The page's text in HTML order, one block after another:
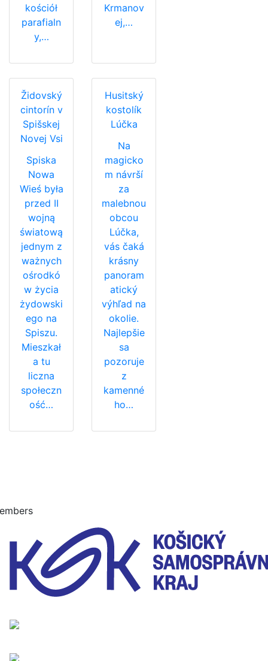
kościół
parafialn
y,…
Krmanov
ej,…
Židovský
cintorín v
Spišskej
Novej Vsi
Spiska
Nowa
Wieś była
przed II
wojną
światową
jednym z
ważnych
ośrodkó
w życia
żydowski
ego na
Spiszu.
Mieszkał
a tu
liczna
społeczn
ość…
Husitský
kostolík
Lúčka
Na
magicko
m návrší
za
malebnou
obcou
Lúčka,
vás čaká
krásny
panoram
atický
výhľad na
okolie.
Najlepšie
sa
pozoruje
z
kamenné
ho…